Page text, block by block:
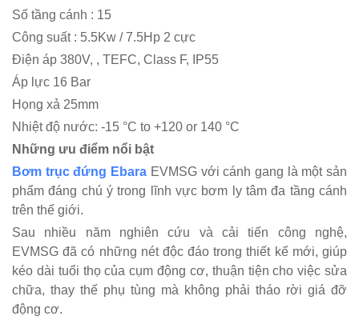
Số tầng cánh : 15
Công suất : 5.5Kw / 7.5Hp 2 cực
Điện áp 380V, , TEFC, Class F, IP55
Áp lực 16 Bar
Họng xả 25mm
Nhiệt độ nước: -15 °C to +120 or 140 °C
Những ưu điểm nổi bật
Bơm trục đứng Ebara EVMSG với cánh gang là một sản
phẩm đáng chú ý trong lĩnh vực bơm ly tâm đa tầng cánh
trên thế giới.
Sau nhiều năm nghiên cứu và cải tiến công nghệ,
EVMSG đã có những nét độc đáo trong thiết kế mới, giúp
kéo dài tuổi thọ của cụm động cơ, thuận tiện cho việc sửa
chữa, thay thế phụ tùng mà không phải tháo rời giá đỡ
động cơ.